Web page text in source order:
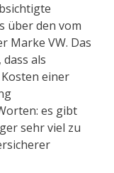
über den vom
Marke VW. Das
als
einer
es gibt
sehr viel zu